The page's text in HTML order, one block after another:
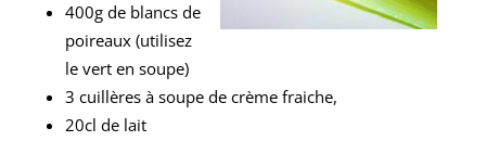
400g de blancs de
poireaux (utilisez
le vert en soupe)
3 cuillères à soupe de crème fraiche,
20cl de lait